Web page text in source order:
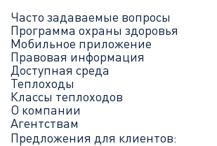
Часто задаваемые вопросы
Программа охраны здоровья
Мобильное приложение
Правовая информация
Доступная среда
Теплоходы
Классы теплоходов
О компании
Агентствам
Предложения для клиентов: